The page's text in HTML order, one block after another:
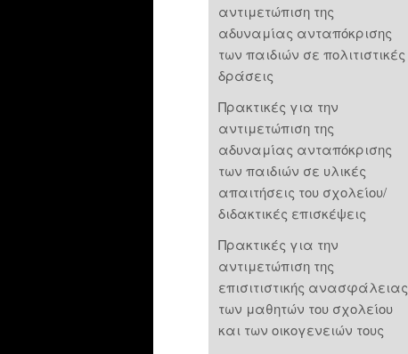
αντιμετώπιση της
αδυναμίας ανταπόκρισης
των παιδιών σε πολιτιστικές
δράσεις
Πρακτικές για την
αντιμετώπιση της
αδυναμίας ανταπόκρισης
των παιδιών σε υλικές
απαιτήσεις του σχολείου/
διδακτικές επισκέψεις
Πρακτικές για την
αντιμετώπιση της
επισιτιστικής ανασφάλειας
των μαθητών του σχολείου
και των οικογενειών τους